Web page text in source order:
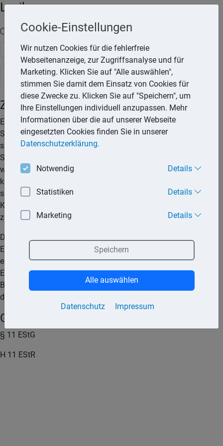
Lexika
Volltext-Suche in den Lexika
Suchen
Steuerlexikon
Zuflussprinzip
Einnahmen sind in dem Zeitpunkt zugeflossen, in dem der
Steuerpflichtige über sie verfügen kann. Dem entsprechend
sind sie in dem Kalenderjahr anzusetzen, in dem sie beim
Steuerpflichtigen zugeflossen sind. Regelmäßig
wiederkehrende Einnahmen, die kurze Zeit vor Beginn oder
kurze Zeit nach Beendigung des Kalenderjahrs zugeflossen
sind, zu dem sie wirtschaftlich gehören, gelten als in diesem
Kalenderjahr bezogen. Als kurze Zeit werden in der Regel
zehn Tage angesehen.
Das Zuflussprinzip kommt bei der Gewinnermittlung nach der
Einnahmen-/Überschussrechnung zur Anwendung. Zudem ist
es bei der Ermittlung von Überschusseinkünften (z.B.
Einnahmen aus Kapitalvermögen) zu beachten. Keine
Bedeutung hat es hingegen bei der Gewinnermittlung nach
dem Betriebsvermögensvergleich.
Gesetze und Urteile (Quellen)
§ 11 EStG
H 11 EStR
Cookie-Einstellungen
Wir nutzen Cookies für die fehlerfreie
Webseitenanzeige, zur Zugriffsanalyse und für
Marketing. Klicken Sie auf "Alle auswählen",
stimmen Sie damit dem Einsatz von Cookies für
diese Zwecke zu. Klicken Sie auf "Speichern", um
Ihre Einstellungen individuell anzupassen. Mehr
Informationen über die auf unserer Webseite
eingesetzten Cookies finden Sie in unserer
Datenschutzerklärung.
Notwendig Details
Statistiken Details
Marketing Details
Datenschutz Impressum
Speichern
Alle auswählen